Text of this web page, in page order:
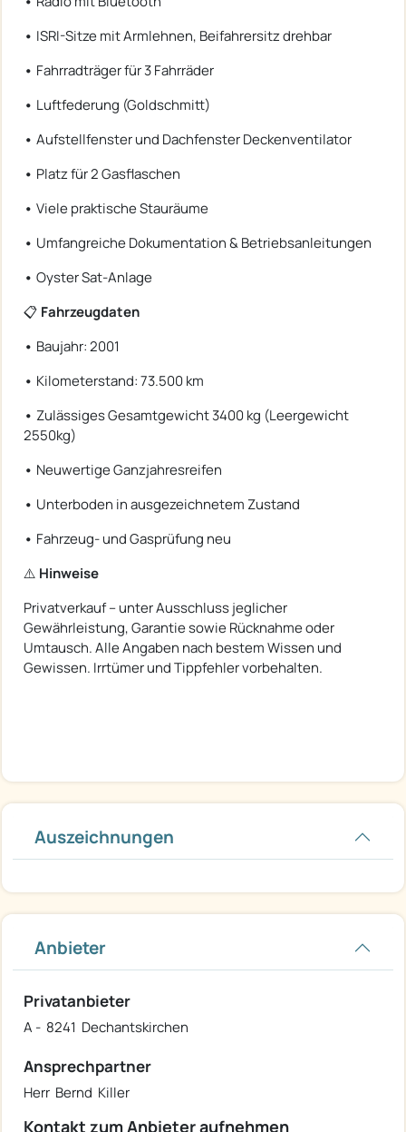
• ISRI-Sitze mit Armlehnen, Beifahrersitz drehbar
• Fahrradträger für 3 Fahrräder
• Luftfederung (Goldschmitt)
• Aufstellfenster und Dachfenster Deckenventilator
• Platz für 2 Gasflaschen
• Viele praktische Stauräume
• Umfangreiche Dokumentation & Betriebsanleitungen
• Oyster Sat-Anlage
📋 Fahrzeugdaten
• Baujahr: 2001
• Kilometerstand: 73.500 km
• Zulässiges Gesamtgewicht 3400 kg (Leergewicht
2550kg)
• Neuwertige Ganzjahresreifen
• Unterboden in ausgezeichnetem Zustand
• Fahrzeug- und Gasprüfung neu
⚠️ Hinweise
Privatverkauf – unter Ausschluss jeglicher
Gewährleistung, Garantie sowie Rücknahme oder
Umtausch. Alle Angaben nach bestem Wissen und
Gewissen. Irrtümer und Tippfehler vorbehalten.
Auszeichnungen
Anbieter
Privatanbieter
A - 8241 Dechantskirchen
Ansprechpartner
Herr Bernd Killer
Kontakt zum Anbieter aufnehmen